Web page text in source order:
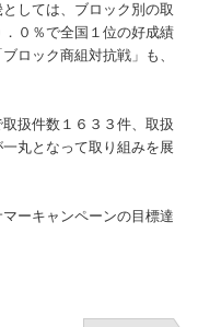
しては、ブロック別の取
０％で全国１位の好成績
ロック商組対抗戦」も、
扱件数１６３３件、取扱
丸となって取り組みを展
ーキャンペーンの目標達